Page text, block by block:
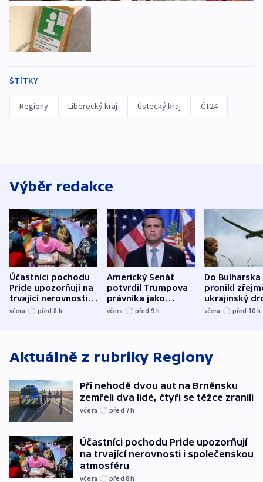
ŠTÍTKY
Regiony Liberecký kraj Ústecký kraj ČT24
Výběr redakce
Účastníci pochodu
Pride upozorňují na
trvající nerovnosti i
společenskou
včera před 8 h
Americký Senát
potvrdil Trumpova
právníka jako
ministra
včera před 9 h
Do Bulharska
pronikl
ukrajinský
explodoval
včera před 10 h
Aktuálně z rubriky Regiony
Při nehodě dvou aut na Brněnsku
zemřeli dva lidé, čtyři se těžce zranili
včera před 7h
Účastníci pochodu Pride upozorňují
na trvající nerovnosti i společenskou
atmosféru
včera před 8h